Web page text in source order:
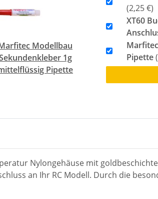
Modellbau
1g
Pipette
(2,25 €)
XT60
Pipette
Nylongehäuse mit
an Ihr RC Modell. Durch die